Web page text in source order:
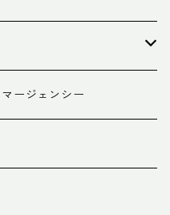
ージェンシー